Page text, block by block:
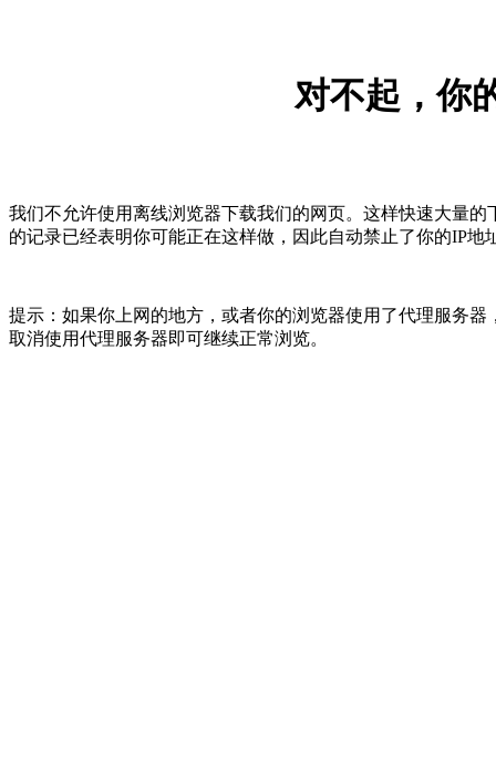
对不起，你
我们不允许使用离线浏览器下载我们的网页。这样快速大量
的记录已经表明你可能正在这样做，因此自动禁止了你的IP
提示：如果你上网的地方，或者你的浏览器使用了代理服务
取消使用代理服务器即可继续正常浏览。